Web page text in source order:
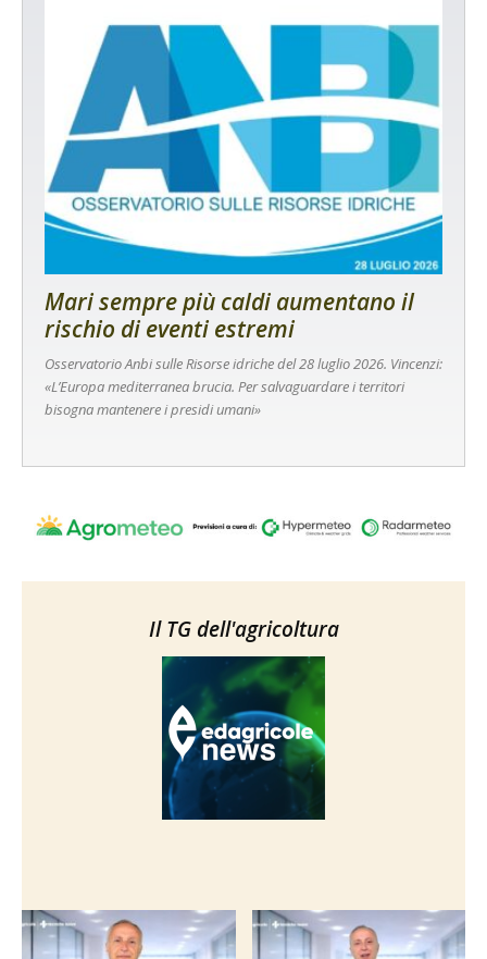
Mari sempre più caldi aumentano il
rischio di eventi estremi
Osservatorio Anbi sulle Risorse idriche del 28 luglio 2026. Vincenzi:
«L’Europa mediterranea brucia. Per salvaguardare i territori
bisogna mantenere i presidi umani»
Il TG dell'agricoltura